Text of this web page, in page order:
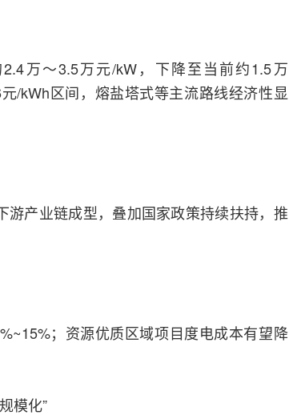
万～3.5万元/kW，下降至当前约1.5万
/kWh区间，熔盐塔式等主流路线经济性显
游产业链成型，叠加国家政策持续扶持，推
；资源优质区域项目度电成本有望降
模化”